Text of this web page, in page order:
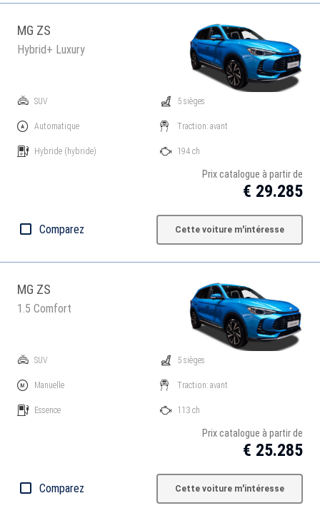
MG ZS
Hybrid+ Luxury
SUV
Automatique
Hybride (hybride)
5 sièges
Traction: avant
194 ch
Prix catalogue à partir de
€ 29.285
Comparez Cette voiture m'intéresse
MG ZS
1.5 Comfort
SUV
Manuelle
Essence
5 sièges
Traction: avant
113 ch
Prix catalogue à partir de
€ 25.285
Comparez Cette voiture m'intéresse